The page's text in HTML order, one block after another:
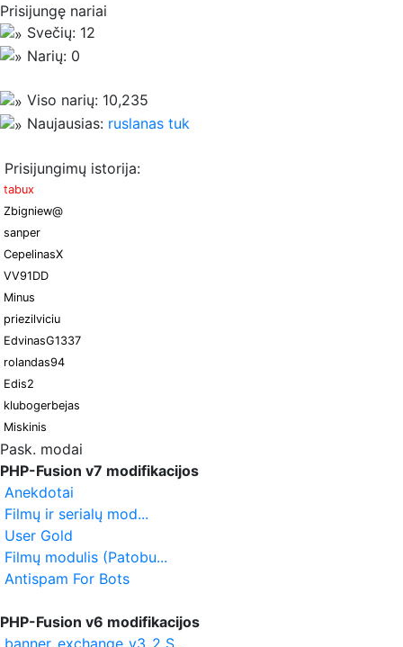
Prisijungę nariai
Svečių: 12
Narių: 0
Viso narių: 10,235
Naujausias: ruslanas tuk
Prisijungimų istorija:
tabux
Zbigniew@
sanper
CepelinasX
VV91DD
Minus
priezilviciu
EdvinasG1337
rolandas94
Edis2
klubogerbejas
Miskinis
Pask. modai
PHP-Fusion v7 modifikacijos
Anekdotai
Filmų ir serialų mod...
User Gold
Filmų modulis (Patobu...
Antispam For Bots
PHP-Fusion v6 modifikacijos
banner_exchange_v3_2 S...